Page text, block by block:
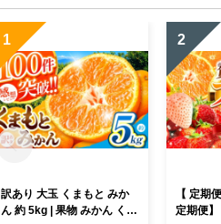
1
訳あり 大玉 くまもと みか
ん 約 5kg | 果物 みかん くだ
2
【 定期
定期便